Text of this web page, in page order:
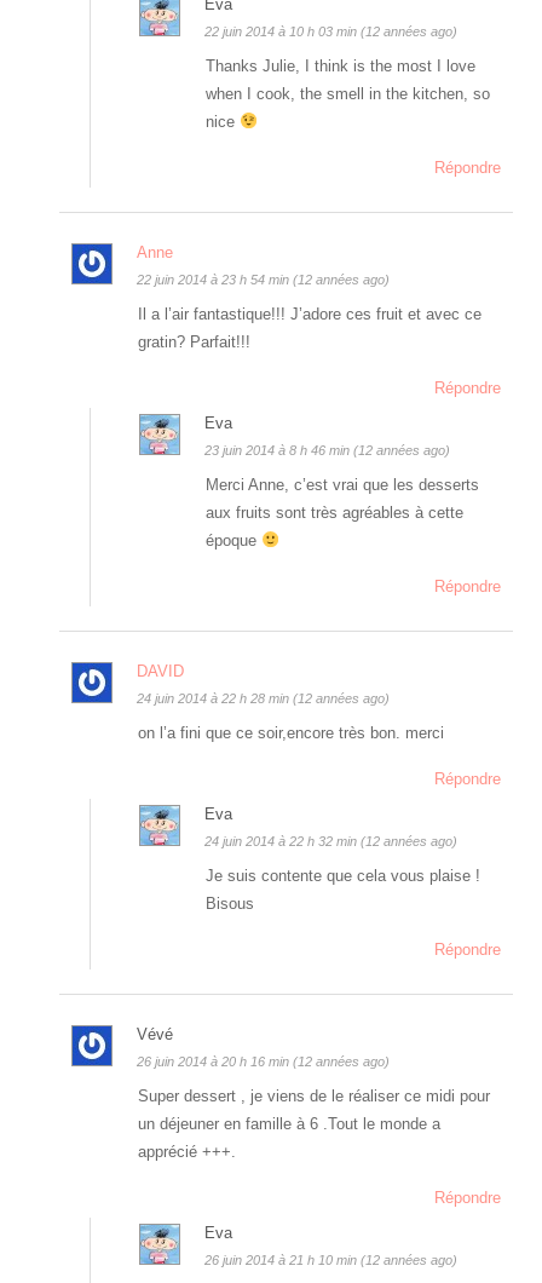
Eva
22 juin 2014 à 10 h 03 min (12 années ago)
Thanks Julie, I think is the most I love
when I cook, the smell in the kitchen, so
nice
Répondre
Anne
22 juin 2014 à 23 h 54 min (12 années ago)
Il a l’air fantastique!!! J’adore ces fruit et avec ce
gratin? Parfait!!!
Répondre
Eva
23 juin 2014 à 8 h 46 min (12 années ago)
Merci Anne, c’est vrai que les desserts
aux fruits sont très agréables à cette
époque
Répondre
DAVID
24 juin 2014 à 22 h 28 min (12 années ago)
on l’a fini que ce soir,encore très bon. merci
Répondre
Eva
24 juin 2014 à 22 h 32 min (12 années ago)
Je suis contente que cela vous plaise !
Bisous
Répondre
Vévé
26 juin 2014 à 20 h 16 min (12 années ago)
Super dessert , je viens de le réaliser ce midi pour
un déjeuner en famille à 6 .Tout le monde a
apprécié +++.
Répondre
Eva
26 juin 2014 à 21 h 10 min (12 années ago)